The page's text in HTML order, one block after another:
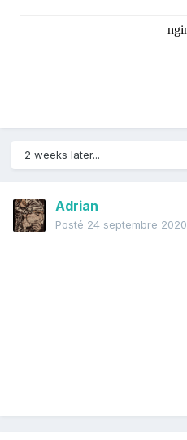
2 weeks later...
Adrian
Posté 24 septembre 2020